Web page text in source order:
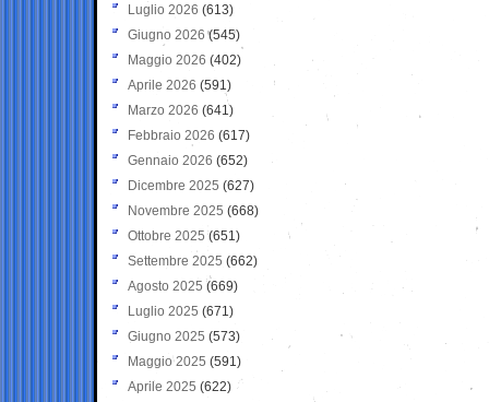
Luglio 2026 (613)
Giugno 2026 (545)
Maggio 2026 (402)
Aprile 2026 (591)
Marzo 2026 (641)
Febbraio 2026 (617)
Gennaio 2026 (652)
Dicembre 2025 (627)
Novembre 2025 (668)
Ottobre 2025 (651)
Settembre 2025 (662)
Agosto 2025 (669)
Luglio 2025 (671)
Giugno 2025 (573)
Maggio 2025 (591)
Aprile 2025 (622)